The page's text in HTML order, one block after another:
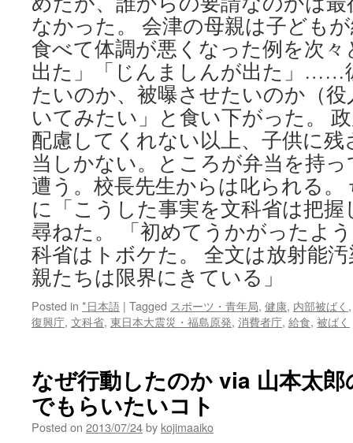
なかった。 会津の母親は子ども
食べて体調が悪くなった例を次
出た」「じんましんが出た」……
たいのか、被曝させたいのか（
いてみたい」と食い下がった。
配慮してくれない以上、子供に
当しかない。ところが弁当を持
遭う。校長先生からは叱られる。
に「こうした事実を文科省は把
尋ねた。 「初めてうかがったよ
科省はトボケた。 全文は放射能
親たちは限界にきている」
Posted in *日本語 | Tagged スポーツ・青年局, 健康, 内部被ばく
復興庁, 文科省, 東日本大震災・福島原発, 消費者庁, 給食, 被ばく
なぜ行動したのか via 山本太
でもらいたいコト
Posted on 2013/07/24by kojimaaiko